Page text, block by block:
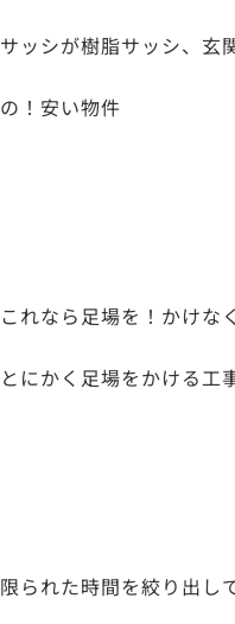
サッシが樹脂サッシ、玄
の！安い物件
これなら足場を！かけな
とにかく足場をかける工
限られた時間を絞り出し